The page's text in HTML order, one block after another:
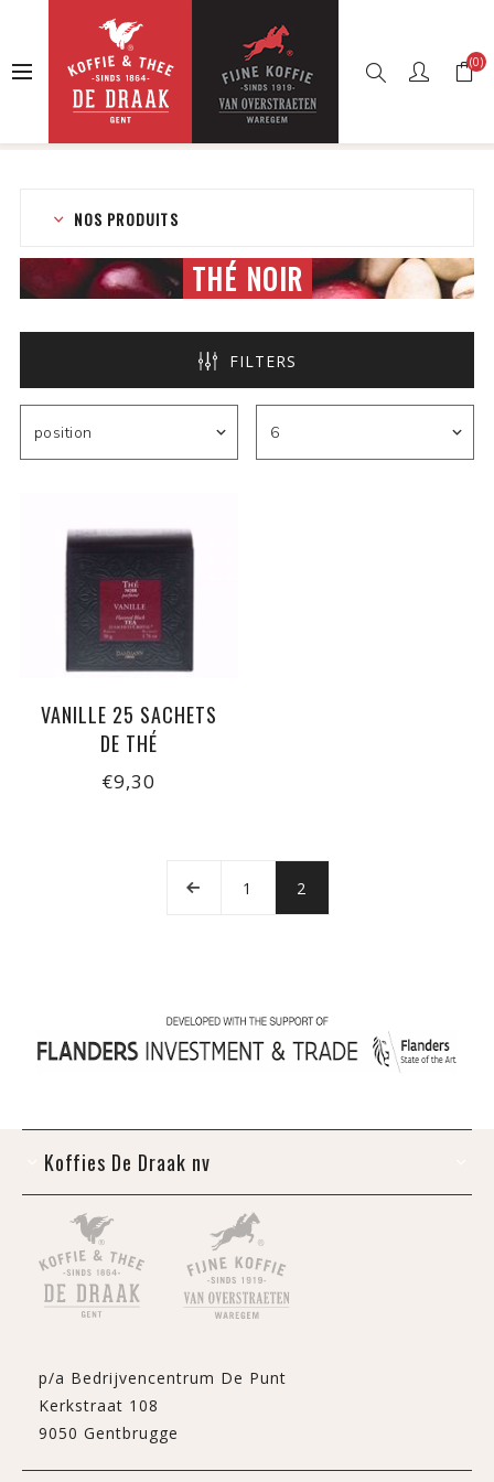
(0)
Boutique en ligne Thés
THÉ NOIR
FILTERS
VANILLE 25 SACHETS
DE THÉ
€9,30
1 2
NOS PRODUITS
Koffies De Draak nv
p/a Bedrijvencentrum De Punt
Kerkstraat 108
9050 Gentbrugge